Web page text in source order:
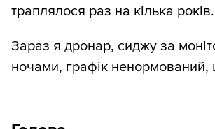
траплялося раз на кілька років.
Зараз я дронар, сиджу за
ночами, графік ненормований,